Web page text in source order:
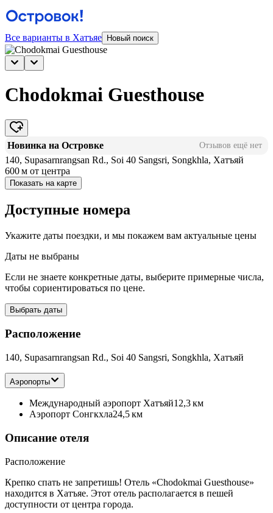
Все варианты в Хатъяе Новый поиск
Chodokmai Guesthouse
Новинка на Островке Отзывов ещё нет
140, Supasarnrangsan Rd., Soi 40 Sangsri, Songkhla, Хатъяй
600 м от центра
Показать на карте
Доступные номера
Укажите даты поездки, и мы покажем вам актуальные цены
Даты не выбраны
Если не знаете конкретные даты, выберите примерные числа,
чтобы сориентироваться по цене.
Выбрать даты
Расположение
140, Supasarnrangsan Rd., Soi 40 Sangsri, Songkhla, Хатъяй
Аэропорты
Международный аэропорт Хатъяй12,3 км
Аэропорт Сонгкхла24,5 км
Описание отеля
Расположение
Крепко спать не запретишь! Отель «Chodokmai Guesthouse»
находится в Хатъяе. Этот отель располагается в пешей
доступности от центра города.